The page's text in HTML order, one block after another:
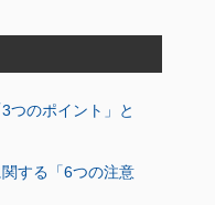
つのポイント」と
する「6つの注意